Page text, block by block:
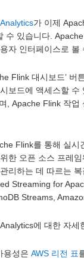
가 이제
수 있습니다.
자 인터페이스로 볼
Flink 대시보드’ 버
보드에 액세스할
, Apache Flink 작
Flink를 통해 실
한 오픈 소스 프레
리하는 데 따르는
Streaming for
Streams,
에 대한 자세
용성은 AWS 리전 표